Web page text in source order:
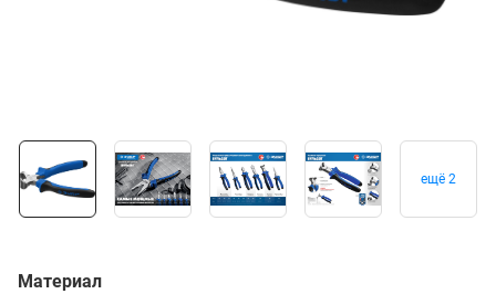
ещё 2
Материал